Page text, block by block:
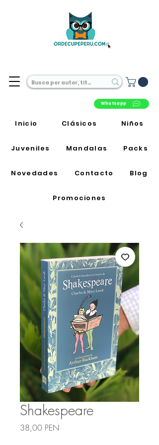
Whatsapp
Inicio Clásicos Niños
Juveniles Mandalas Packs
Novedades Contacto Blog
Promociones
Shakespeare
38,00 PENPrecio